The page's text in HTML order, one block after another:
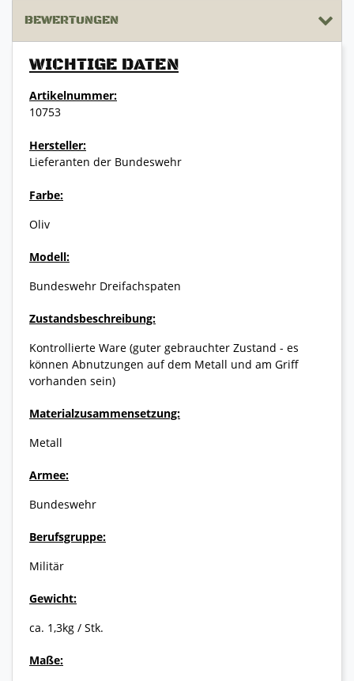
BEWERTUNGEN
WICHTIGE DATEN
Artikelnummer:
10753
Hersteller:
Lieferanten der Bundeswehr
Farbe:
Oliv
Modell:
Bundeswehr Dreifachspaten
Zustandsbeschreibung:
Kontrollierte Ware (guter gebrauchter Zustand - es
können Abnutzungen auf dem Metall und am Griff
vorhanden sein)
Materialzusammensetzung:
Metall
Armee:
Bundeswehr
Berufsgruppe:
Militär
Gewicht:
ca. 1,3kg / Stk.
Maße: